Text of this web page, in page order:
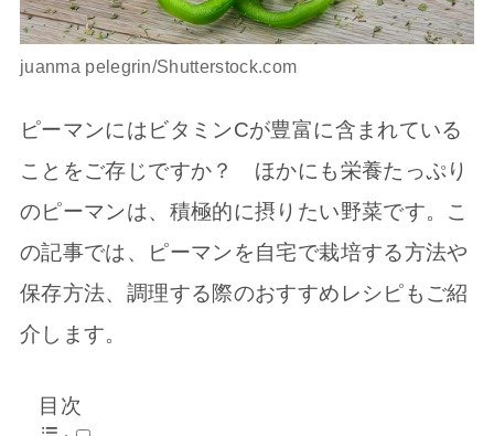
juanma pelegrin/Shutterstock.com
ピーマンにはビタミンCが豊富に含まれている
ことをご存じですか？ ほかにも栄養たっぷり
のピーマンは、積極的に摂りたい野菜です。こ
の記事では、ピーマンを自宅で栽培する方法や
保存方法、調理する際のおすすめレシピもご紹
介します。
目次